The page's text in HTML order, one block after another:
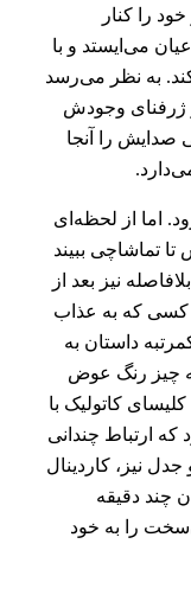
را کنار
می‌ایستد و با
به نظر می‌رسد
ژرفنای وجودش
را آنجا
اما از لحظه‌ای
تماشاچی ببیند
نیز بعد از
کسی که به عذاب
داستان به
چیز رنگ عوض
کاتولیک با
که ارتباط چندانی
جدل نیز،‌ کاردینال
چند دقیقه
را به خود